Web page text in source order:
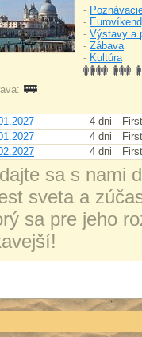
-
-
- Výstavy a
- Zábava
- Kultúra
4 dni
4 dni
4 dni
sa s nami
sveta a
sa pre jeho